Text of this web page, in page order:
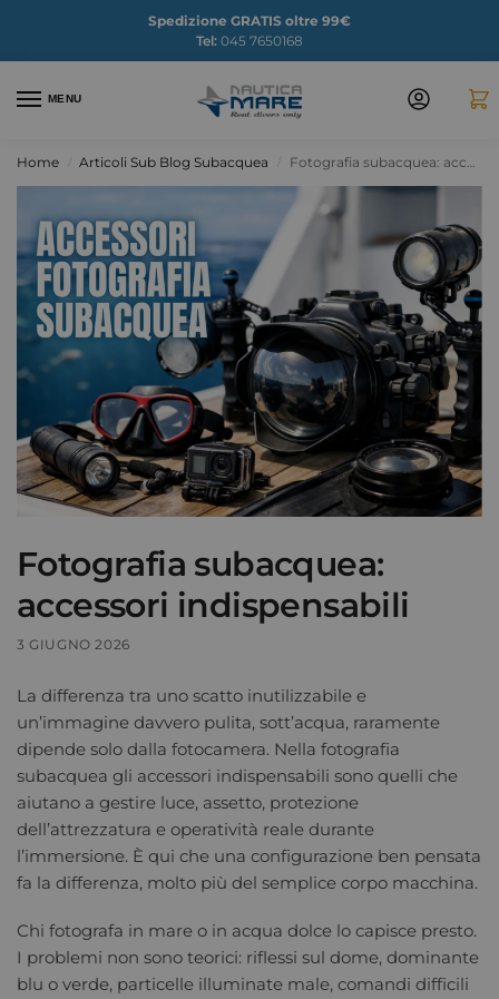
Spedizione GRATIS oltre 99€
Tel: 045 7650168
MENU
Home Articoli Sub Blog Subacquea Fotografia subacquea: accessori indispensabili
Fotografia subacquea:
accessori indispensabili
3 GIUGNO 2026
La differenza tra uno scatto inutilizzabile e
un’immagine davvero pulita, sott’acqua, raramente
dipende solo dalla fotocamera. Nella fotografia
subacquea gli accessori indispensabili sono quelli che
aiutano a gestire luce, assetto, protezione
dell’attrezzatura e operatività reale durante
l’immersione. È qui che una configurazione ben pensata
fa la differenza, molto più del semplice corpo macchina.
Chi fotografa in mare o in acqua dolce lo capisce presto.
I problemi non sono teorici: riflessi sul dome, dominante
blu o verde, particelle illuminate male, comandi difficili